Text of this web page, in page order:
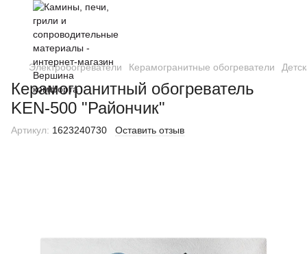
Электробогреватели Керамогранитные обогреватели
Керамогранитный обогреватель
KEN-500 "Райончик"
Артикул: 1623240730 Оставить отзыв